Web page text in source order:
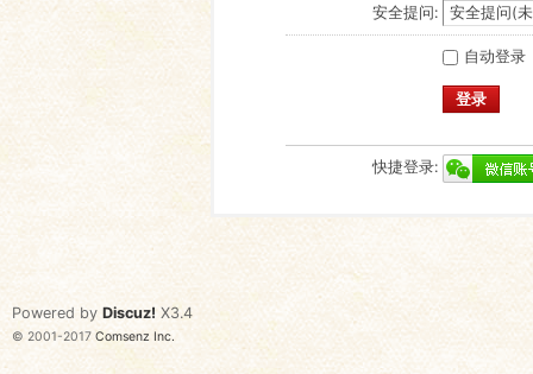
安全提问:
自动登录
登录
快捷登录:
Powered by Discuz! X3.4
© 2001-2017 Comsenz Inc.